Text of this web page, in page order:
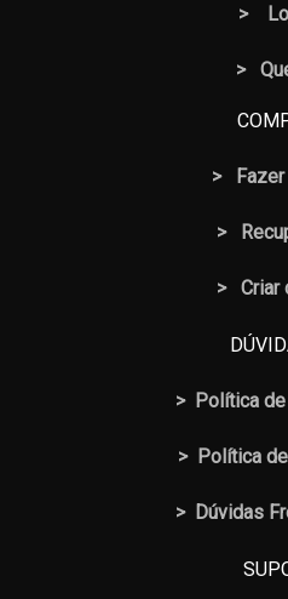
>
> Quem
>
>
> Criar
> Política
> Política
> Dúvidas